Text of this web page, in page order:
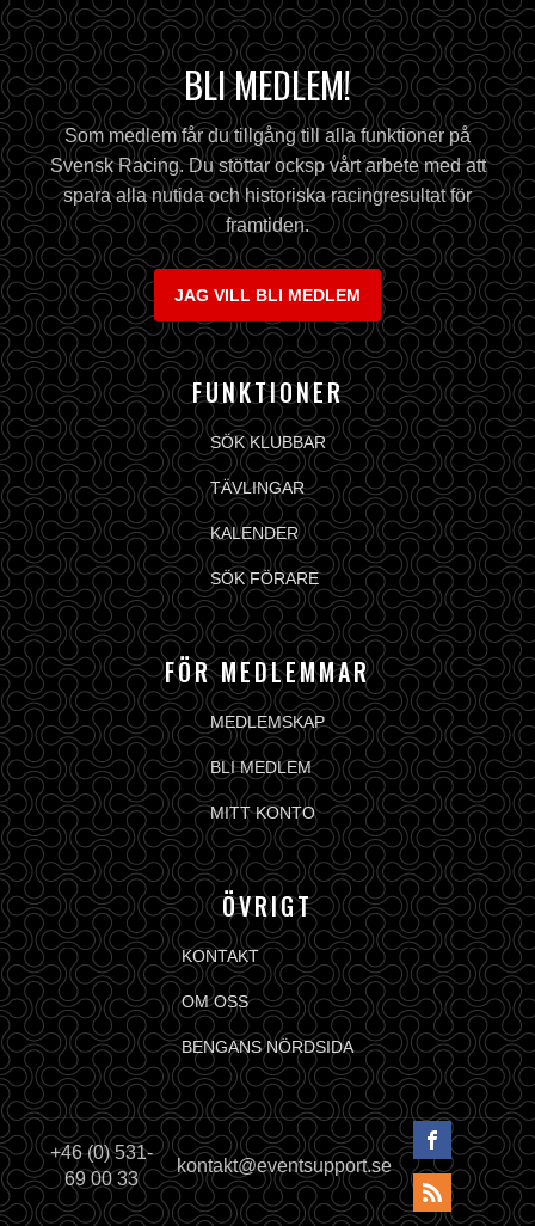
BLI MEDLEM!
Som medlem får du tillgång till alla funktioner på
Svensk Racing. Du stöttar ocksp vårt arbete med att
spara alla nutida och historiska racingresultat för
framtiden.
JAG VILL BLI MEDLEM
FUNKTIONER
SÖK KLUBBAR
TÄVLINGAR
KALENDER
SÖK FÖRARE
FÖR MEDLEMMAR
MEDLEMSKAP
BLI MEDLEM
MITT KONTO
ÖVRIGT
KONTAKT
OM OSS
BENGANS NÖRDSIDA
+46 (0) 531-
69 00 33
kontakt@eventsupport.se